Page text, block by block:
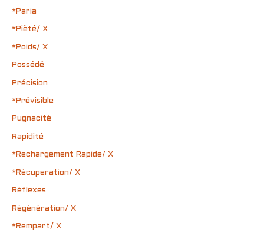
*Paria
*Pièté/ X
*Poids/ X
Possédé
Précision
*Prévisible
Pugnacité
Rapidité
*Rechargement Rapide/ X
*Récuperation/ X
Réflexes
Régénération/ X
*Rempart/ X